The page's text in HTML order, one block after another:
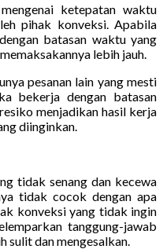
ketepatan waktu
pihak konveksi. Apabila
batasan waktu yang
lebih jauh.
pesanan lain yang mesti
bekerja dengan batasan
menjadikan hasil kerja
diinginkan.
tidak senang dan kecewa
tidak cocok dengan apa
konveksi yang tidak ingin
tanggung-jawab
sulit dan mengesalkan.